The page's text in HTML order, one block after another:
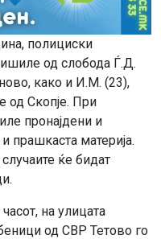
полициски
од слобода Ѓ.Д.
како и И.М. (23),
од Скопје. При
пронајдени и
прашкаста материја.
ќе бидат
на улицата
од СВР Тетово го